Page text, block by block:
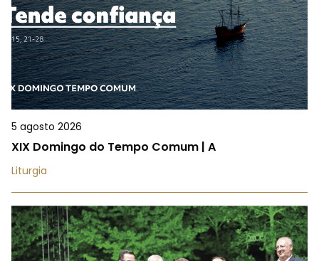
5 agosto 2026
XIX Domingo do Tempo Comum | A
Liturgia